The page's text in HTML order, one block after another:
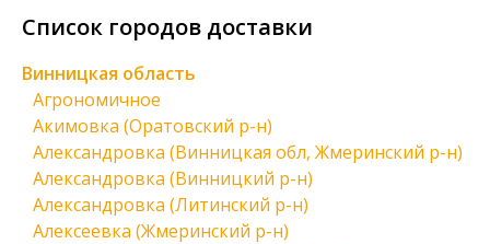
Список городов доставки
Винницкая область
Агрономичное
Акимовка (Оратовский р-н)
Александровка (Винницкая обл, Жмеринский р-н)
Александровка (Винницкий р-н)
Александровка (Литинский р-н)
Алексеевка (Жмеринский р-н)